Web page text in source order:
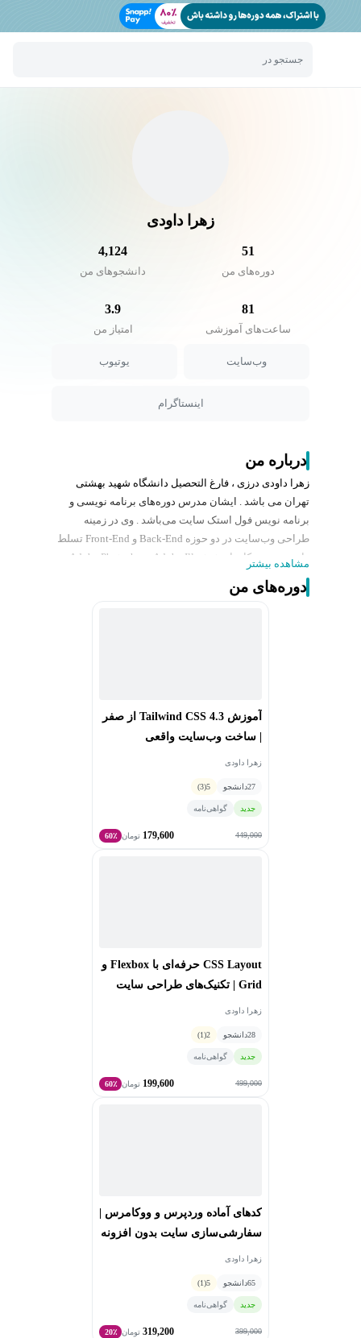
جستجو در
زهرا داودی
51
دوره‌های من
4,124
دانشجو‌های من
81
ساعت‌های آموزشی
3.9
امتیاز من
وب‌سایت یوتیوب
اینستاگرام
درباره من
زهرا داودی درزی ، فارغ التحصیل دانشگاه شهید بهشتی
تهران می باشد . ایشان مدرس دوره‌های برنامه نویسی و
برنامه نویس فول استک سایت می‌باشد . وی در زمینه
طراحی وب‌سایت در دو حوزه Back-End و Front-End تسلط
دارند و تجربه کار با Adobe Photoshop ،Adobe Illustrator
WordPress را دارا هستند. وی سابقه فعالیت در زمینه
مشاهده بیشتر
دوره‌های من
آموزش Tailwind CSS 4.3 از صفر
| ساخت وب‌سایت واقعی
زهرا داودی
27دانشجو 5
(3)
جدید گواهی‌نامه
449,000
179,600 تومان 60٪
CSS Layout حرفه‌ای با Flexbox و
Grid | تکنیک‌های طراحی سایت
واکنش‌گرا
زهرا داودی
28دانشجو 2
(1)
جدید گواهی‌نامه
499,000
199,600 تومان 60٪
کدهای آماده وردپرس و ووکامرس |
سفارشی‌سازی سایت بدون افزونه
زهرا داودی
65دانشجو 5
(1)
جدید گواهی‌نامه
399,000
319,200 تومان 20٪